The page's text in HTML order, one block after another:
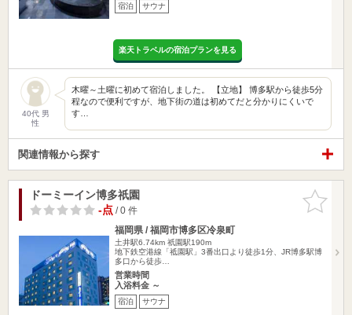
宿泊 サウナ
楽天トラベルの宿泊プランを見る
40代 男
性
木曜～土曜に初めて宿泊しました。 【立地】 博多駅から徒歩5分
程なので便利ですが、地下街の道は初めてだと分かりにくいで
す…
関連情報から探す
お気に入
りに追加
ドーミーイン博多祇園
-点/ 0 件
福岡県 / 福岡市博多区冷泉町
土井駅6.74km 祇園駅190m
地下鉄空港線「祗園駅」3番出口より徒歩1分、JR博多駅博
多口から徒歩…
営業時間
入浴料金 ～
宿泊 サウナ